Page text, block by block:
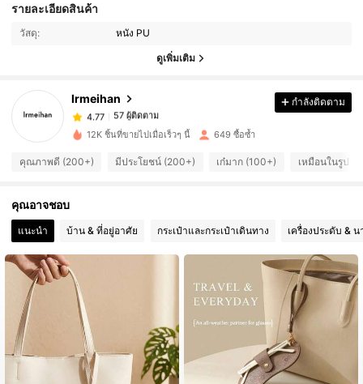
รายละเอียดสินค้า
วัสดุ: หนัง PU
ดูเพิ่มเติม
lrmeihan
4.77
57 ผู้ติดตาม
57 ผู้ติดตาม
r***6 จ่าย1 วันที่ผ่านมา
4.77 57 ผู้ติดตาม
4.77 57 ผู้ติดตาม
กำลังติดตาม
12K ชิ้นที่ขายไปเมื่อเร็วๆ นี้ 649 ซื้อซ้ำ
คุณภาพดี (200+) มีประโยชน์ (200+) เก๋มาก (100+) เหมือนในรูป
คุณอาจชอบ
แนะนำ บ้าน & ที่อยู่อาศัย กระเป๋าและกระเป๋าเดินทาง เครื่องประดับ &